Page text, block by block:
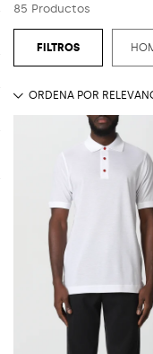
centrada en la perfección
como suschaquetasy
85 Productos